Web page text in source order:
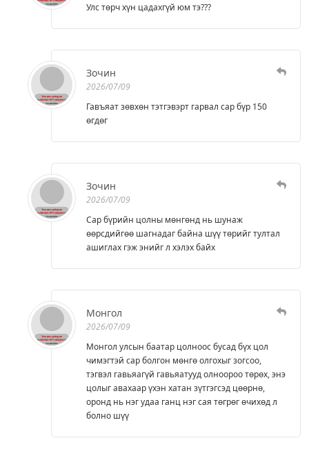
Улс төрч хүн цадахгүй юм тэ???
Зочин
2026/07/09
Гавъяат зөвхөн тэтгэвэрт гарвал сар бүр 150
өгдөг
Зочин
2026/07/09
Сар бүрийн цолны мөнгөнд нь шунаж
өөрсдийгөө шагнадаг байна шүү төрийг тултал
ашиглах гэж энийг л хэлэх байх
Монгол
2026/07/09
Монгол улсын баатар цолноос бусад бүх цол
чимэгтэй сар болгон мөнгө олгохыг зогсоо,
тэгвэл гавьяагүй гавьяатууд олноороо төрөх, энэ
цолыг авахаар үхэн хатан зүтгэгсэд цөөрнө,
оронд нь нэг удаа ганц нэг сая төгрөг өчихөд л
болно шүү